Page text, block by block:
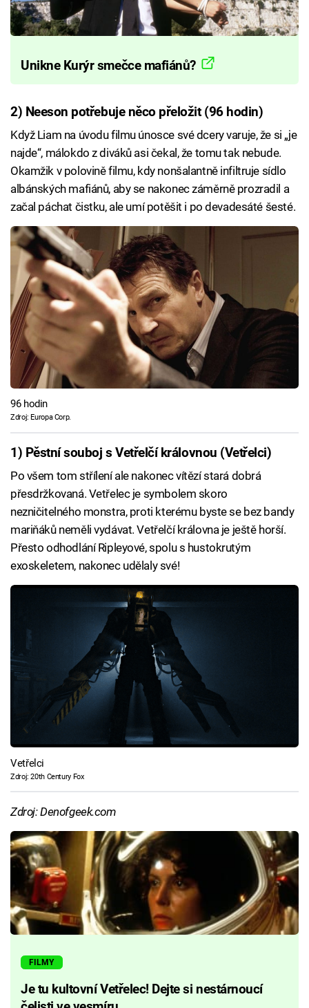
Unikne Kurýr smečce mafiánů?
2) Neeson potřebuje něco přeložit (96 hodin)
Když Liam na úvodu filmu únosce své dcery varuje, že si „je
najde“, málokdo z diváků asi čekal, že tomu tak nebude.
Okamžik v polovině filmu, kdy nonšalantně infiltruje sídlo
albánských mafiánů, aby se nakonec záměrně prozradil a
začal páchat čistku, ale umí potěšit i po devadesáté šesté.
96 hodin
Zdroj: Europa Corp.
1) Pěstní souboj s Vetřelčí královnou (Vetřelci)
Po všem tom střílení ale nakonec vítězí stará dobrá
přesdržkovaná. Vetřelec je symbolem skoro
nezničitelného monstra, proti kterému byste se bez bandy
mariňáků neměli vydávat. Vetřelčí královna je ještě horší.
Přesto odhodlání Ripleyové, spolu s hustokrutým
exoskeletem, nakonec udělaly své!
Vetřelci
Zdroj: 20th Century Fox
Zdroj: Denofgeek.com
FILMY
Je tu kultovní Vetřelec! Dejte si nestárnoucí